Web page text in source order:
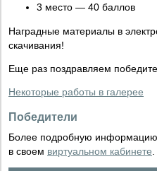
3 место — 40 баллов
Наградные материалы в
скачивания!
Еще раз поздравляем
Некоторые работы в галерее
Победители
Более подробную информацию
в своем виртуальном кабинете